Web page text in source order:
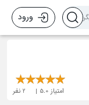
ورود
امتیاز 5.0
2 نفر